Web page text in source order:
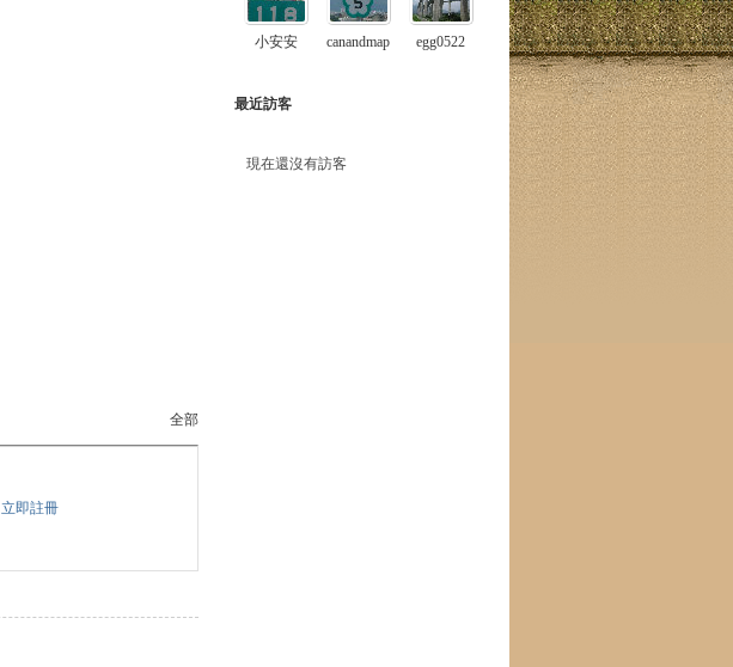
全部
立即註冊
小安安 canandmap egg0522
最近訪客
現在還沒有訪客